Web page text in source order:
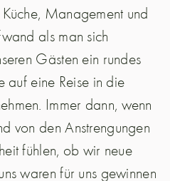
Management und
als man sich
Gästen ein rundes
auf eine Reise in die
Immer dann, wenn
von den Anstrengungen
fühlen, ob wir neue
waren für uns gewinnen